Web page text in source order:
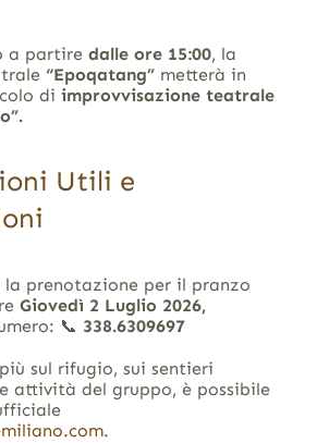
a partire dalle ore 15:00, la
“Epoqatang”metterà in
di improvvisazione teatrale
Utili e
la prenotazione per il pranzo
Giovedì 2 Luglio 2026,
📞 338.6309697
sul rifugio, sui sentieri
attività del gruppo, è possibile
.